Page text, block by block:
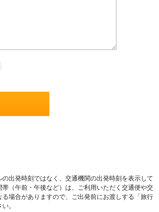
の出発時刻ではなく、交通機関の出発時刻を表示して
（午前・午後など）は、ご利用いただく交通便や交
場合がありますので、ご出発前にお渡しする「旅行
。